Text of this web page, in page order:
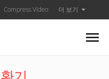
Compress Video 더 보기